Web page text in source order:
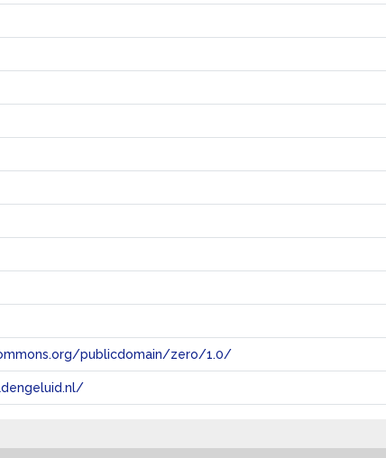
publicdomain/zero/1.0/